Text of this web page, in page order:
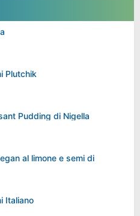
Plutchik
Pudding di Nigella
al limone e semi di
Italiano